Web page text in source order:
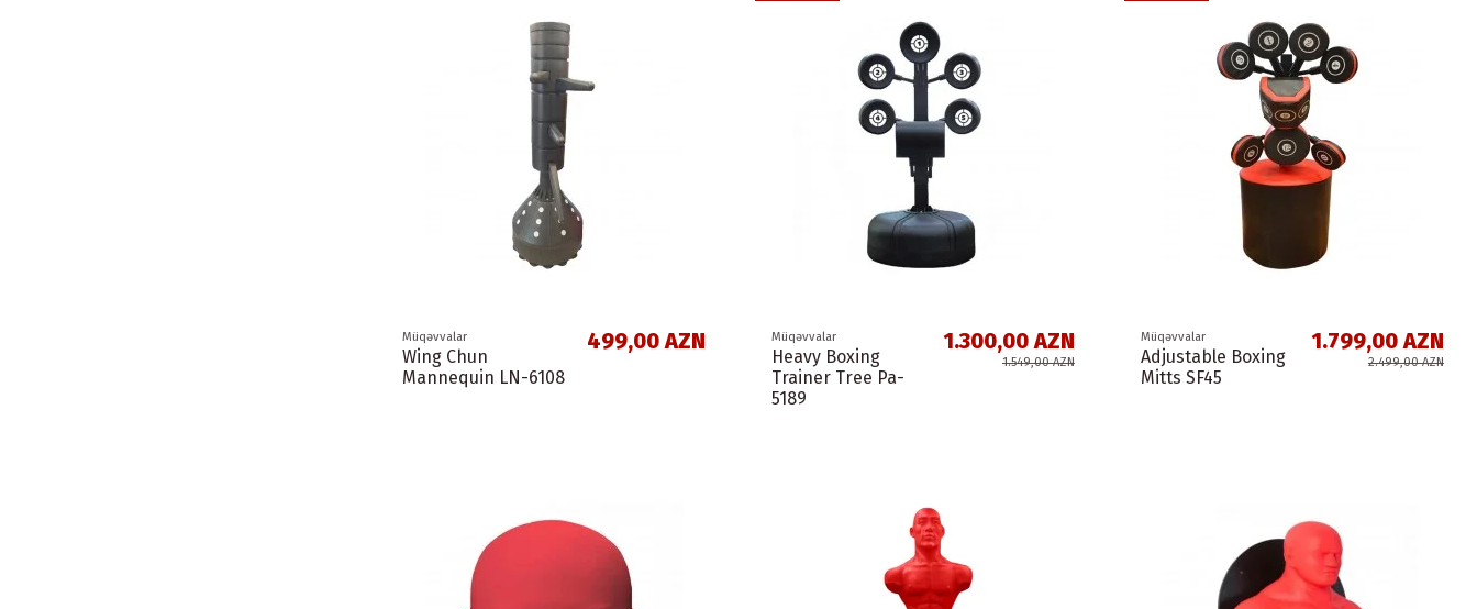
Müqəvvalar
Wing Chun
Mannequin LN-6108
499,00 AZN Müqəvvalar
Heavy Boxing
Trainer Tree Pa-
5189
1.300,00 AZN
1.549,00 AZN
Müqəvvalar
Adjustable Boxing
Mitts SF45
1.799,00 AZN
2.499,00 AZN